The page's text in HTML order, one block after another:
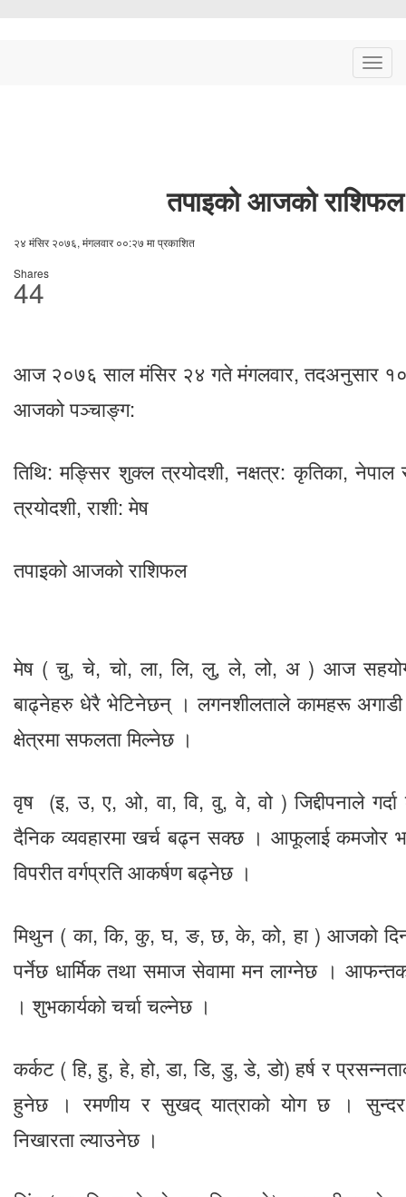
तपाइको आजको राशिफल
२४ मंसिर २०७६, मंगलवार ००:२७ मा प्रकाशित
Shares
44
आज २०७६ साल मंसिर २४ गते मंगलवार, तदअनुसार
आजको पञ्चाङ्ग:
तिथि: मङ्सिर शुक्ल त्रयोदशी, नक्षत्र: कृतिका,
त्रयोदशी, राशी: मेष
तपाइको आजको राशिफल
मेष ( चु, चे, चो, ला, लि, लु, ले, लो, अ ) आज सहयोग
बाढ्नेहरु धेरै भेटिनेछन् । लगनशीलताले कामहरू
क्षेत्रमा सफलता मिल्नेछ ।
वृष (इ, उ, ए, ओ, वा, वि, वु, वे, वो ) जिद्दीपनाले
दैनिक व्यवहारमा खर्च बढ्न सक्छ । आफूलाई कमजोर
विपरीत वर्गप्रति आकर्षण बढ्नेछ ।
मिथुन ( का, कि, कु, घ, ङ, छ, के, को, हा ) आजको दिन
पर्नेछ धार्मिक तथा समाज सेवामा मन लाग्नेछ ।
। शुभकार्यको चर्चा चल्नेछ ।
कर्कट ( हि, हु, हे, हो, डा, डि, डु, डे, डो) हर्ष र
हुनेछ । रमणीय र सुखद् यात्राको योग छ । सुन्दर
निखारता ल्याउनेछ ।